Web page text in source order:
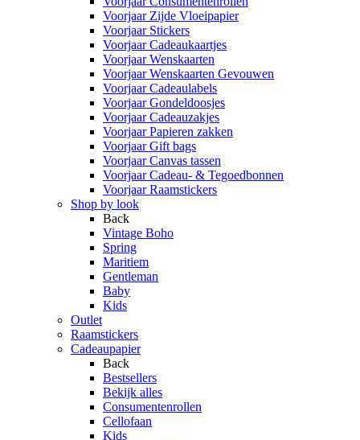
Voorjaar Zijde Vloeipapier
Voorjaar Stickers
Voorjaar Cadeaukaartjes
Voorjaar Wenskaarten
Voorjaar Wenskaarten Gevouwen
Voorjaar Cadeaulabels
Voorjaar Gondeldoosjes
Voorjaar Cadeauzakjes
Voorjaar Papieren zakken
Voorjaar Gift bags
Voorjaar Canvas tassen
Voorjaar Cadeau- & Tegoedbonnen
Voorjaar Raamstickers
Shop by look
Back
Vintage Boho
Spring
Maritiem
Gentleman
Baby
Kids
Outlet
Raamstickers
Cadeaupapier
Back
Bestsellers
Bekijk alles
Consumentenrollen
Cellofaan
Kids